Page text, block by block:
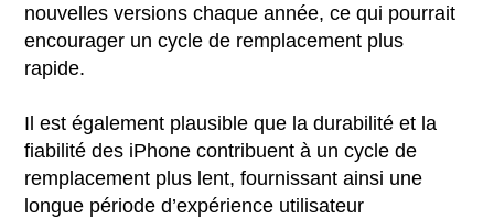
nouvelles versions chaque année, ce qui pourrait
encourager un cycle de remplacement plus
rapide.
Il est également plausible que la durabilité et la
fiabilité des iPhone contribuent à un cycle de
remplacement plus lent, fournissant ainsi une
longue période d’expérience utilisateur